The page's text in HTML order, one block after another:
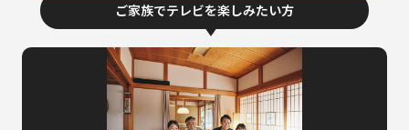
ご家族でテレビを楽しみたい方